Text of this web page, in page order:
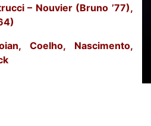
– Nouvier (Bruno ’77),
Coelho, Nascimento,